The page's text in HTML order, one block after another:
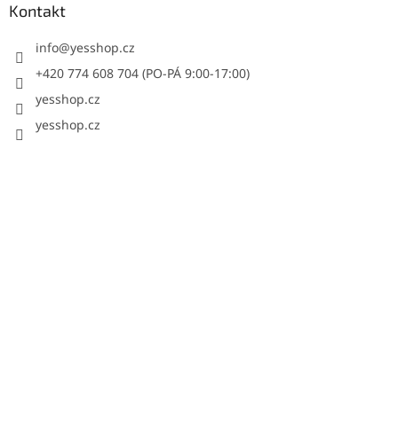
Kontakt
info@yesshop.cz
+420 774 608 704 (PO-PÁ 9:00-17:00)
yesshop.cz
yesshop.cz